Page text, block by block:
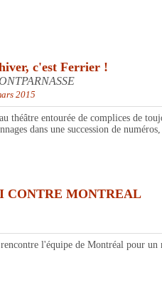
c'est Ferrier !
2015
entourée de complices de
dans une succession de
MONTREAL
l'équipe de Montréal pour un